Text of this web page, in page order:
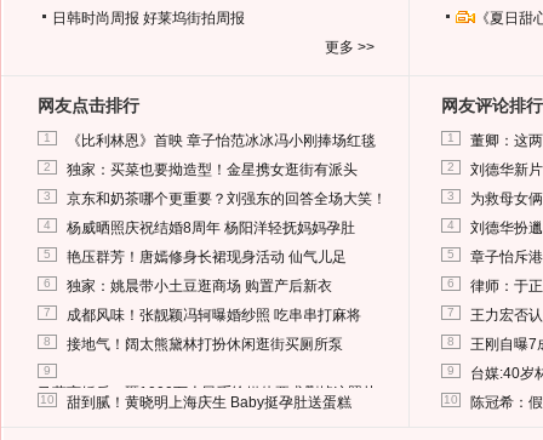
日韩时尚周报 好莱坞街拍周报
更多 >>
《夏日
网友点击排行
1 《比利林恩》首映 章子怡范冰冰冯小刚捧场红毯
2 独家：买菜也要拗造型！金星携女逛街有派头
3 京东和奶茶哪个更重要？刘强东的回答全场大笑！
4 杨威晒照庆祝结婚8周年 杨阳洋轻抚妈妈孕肚
5 艳压群芳！唐嫣修身长裙现身活动 仙气儿足
6 独家：姚晨带小土豆逛商场 购置产后新衣
7 成都风味！张靓颖冯轲曝婚纱照 吃串串打麻将
8 接地气！阔太熊黛林打扮休闲逛街买厕所泵
9
马蓉离婚后，砸1000万人民币给媒体要求删掉这照片
10 甜到腻！黄晓明上海庆生 Baby挺孕肚送蛋糕
网友评论排行
1 董卿：这
2 刘德华新
3 为救母女
4 刘德华扮
5 章子怡斥
6 律师：于
7 王力宏否
8 王刚自曝7
9 台媒:40岁
10 陈冠希：